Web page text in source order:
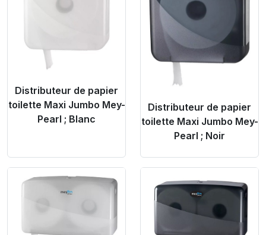
Distributeur de papier
toilette Maxi Jumbo Mey-
Pearl ; Blanc
Distributeur de papier
toilette Maxi Jumbo Mey-
Pearl ; Noir
Product Link Product Link